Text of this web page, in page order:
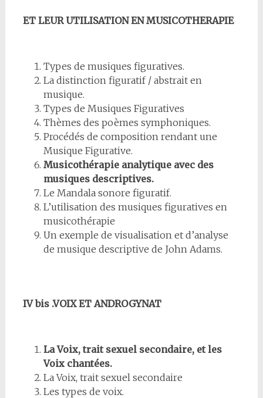
ET LEUR UTILISATION EN MUSICOTHERAPIE
Types de musiques figuratives.
La distinction figuratif / abstrait en
musique.
Types de Musiques Figuratives
Thèmes des poèmes symphoniques.
Procédés de composition rendant une
Musique Figurative.
Musicothérapie analytique avec des
musiques descriptives.
Le Mandala sonore figuratif.
L’utilisation des musiques figuratives en
musicothérapie
Un exemple de visualisation et d’analyse
de musique descriptive de John Adams.
IV bis .VOIX ET ANDROGYNAT
La Voix, trait sexuel secondaire, et les
Voix chantées.
La Voix, trait sexuel secondaire
Les types de voix.